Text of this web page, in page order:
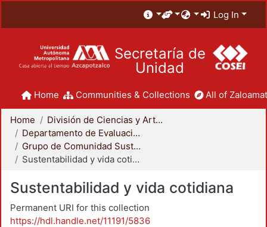
Log In
Secretaría de
Unidad
Home Communities & Collections All of
Home
División de Ciencias y Artes para el Diseño
Departamento de Evaluación del Diseño en el Tiempo
Grupo de Comunidad Sustentable
Sustentabilidad y vida cotidiana
Sustentabilidad y vida cotidiana
Permanent URI for this collection
https://hdl.handle.net/11191/5836